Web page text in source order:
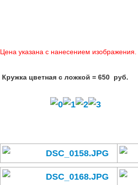
Цена указана с нанесением изображения.
Кружка цветная с ложкой = 650 руб.